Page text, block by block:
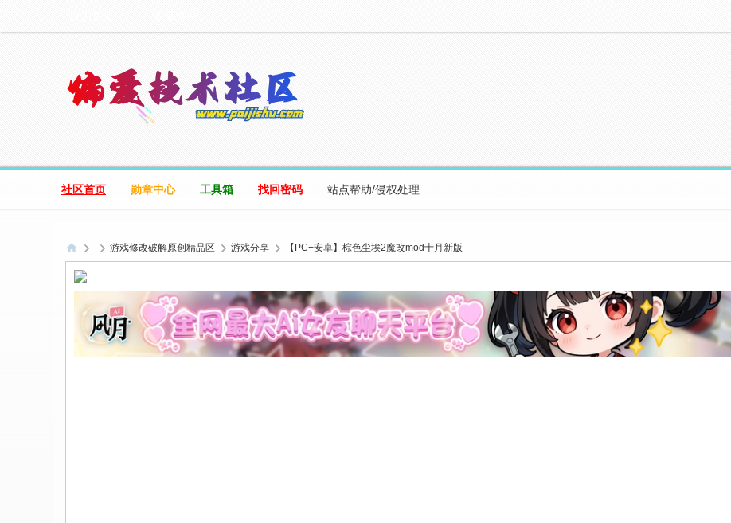
社区首页 勋章中心 工具箱 找回密码 站点帮助/侵权处理
偏
爱
游戏修改破解原创精品区 游戏分享 【PC+安卓】棕色尘埃2魔改mod十月新版